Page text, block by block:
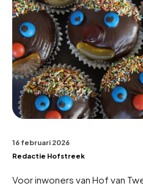
16 februari 2026
Redactie Hofstreek
Voor inwoners van Hof van